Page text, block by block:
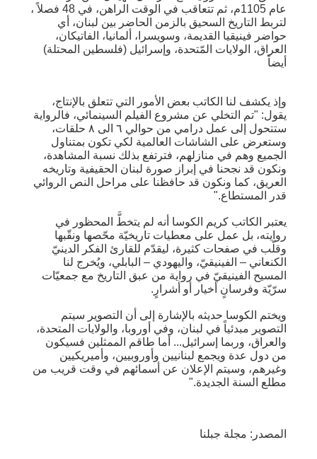
عام 1105م، ثم تتعاقب في الوقت الراهن، في 48 فصلاً ،
لتربط التاريخ السحيق بالزمن الحاضر بين لبنان، أي
حواضر فينيقيا القديمة، وسويسرا، ألمانيا، الفاتيكان،
العراق، الولايات المّتحدة، وإسرائيل (فلسطين المحتلة)
أيضاً
وإذ يكشف لنا الكاتب بعض الأمور التي تتعلق بالإنتاج،
يقول: "تم التخلي عن مشروع الفيلم السينمائي، فالرواية
ستتحول إلى عمل درامي من حوالي ٦ الى ٨ حلقات،
وستعرض على الشاشات العالمية لكي تكون بمتناول
الجميع وهم في منازلهم، فترتفع بذلك نسبة المشاهدة،
ونكون قد نجحنا في إبراز صورة لبنان الحقيفية وتاريخه
العريق، كما ونكون قد حافظنا على مراحل النص الروائي
قدر المستطاع."
يعتبر الكاتب كريم الكوسا أنه لم يتخطَّ المحظور في
روايته، بل عمل على معطيات تاريخيّة محّصها ونقّبها
وقلّب في صفحات كثيرة، ليقدّم للقارئ الفكر الدينيّ
الكنعاني – الفينيقيّ، واليهودي – البابلي، ويُخرج لنا
المسيح الفينيقيّ في رواية من عبق التاريخ مع جمعيّات
سرّيّة وفرسانٍ أخيار أو أشرارٍ.
ويختم الكوسا حديثه بالإشارة إلى أن التصوير سيتم
التصوير مبدئياً في لبنان، وفي أوروبا، والولايات المتحدة،
والعراق، وربما إسرائيل... أما طاقم الممثلين فسيكون
من دول عدة ويجمع لبنانيين وأوروبيين، وأميريكيين
وغيرهم، وسيتم الإعلان عن أسمائهم في وقت قريب من
مطلع السنة الجديدة."
المصدر: مجلة جبلنا